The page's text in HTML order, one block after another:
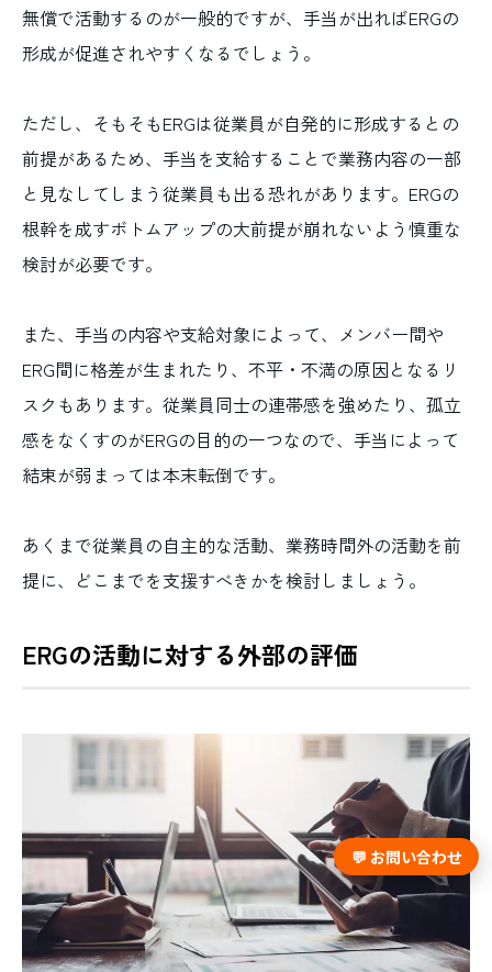
無償で活動するのが一般的ですが、手当が出ればERGの
形成が促進されやすくなるでしょう。
ただし、そもそもERGは従業員が自発的に形成するとの
前提があるため、手当を支給することで業務内容の一部
と見なしてしまう従業員も出る恐れがあります。ERGの
根幹を成すボトムアップの大前提が崩れないよう慎重な
検討が必要です。
また、手当の内容や支給対象によって、メンバー間や
ERG間に格差が生まれたり、不平・不満の原因となるリ
スクもあります。従業員同士の連帯感を強めたり、孤立
感をなくすのがERGの目的の一つなので、手当によって
結束が弱まっては本末転倒です。
あくまで従業員の自主的な活動、業務時間外の活動を前
提に、どこまでを支援すべきかを検討しましょう。
ERGの活動に対する外部の評価
💬 お問い合わせ